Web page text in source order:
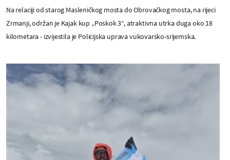
Na relaciji od starog Masleničkog mosta do Obrovačkog mosta, na rijeci
Zrmanji, održan je Kajak kup „Poskok 3“, atraktivna utrka duga oko 18
kilometara - izvijestila je Policijska uprava vukovarsko-srijemska.